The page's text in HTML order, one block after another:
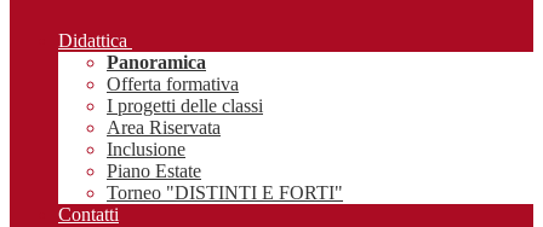
Didattica
Panoramica
Offerta formativa
I progetti delle classi
Area Riservata
Inclusione
Piano Estate
Torneo "DISTINTI E FORTI"
Contatti